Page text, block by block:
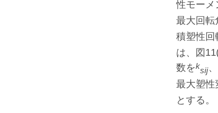
性モーメ
最大回転
積塑性回
は、図
数をksĳ
最大塑性
とする。